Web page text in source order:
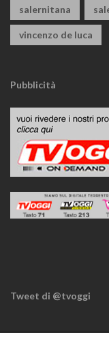
salernitana
vincenzo de luca
Pubblicità
Tweet di @tvoggi